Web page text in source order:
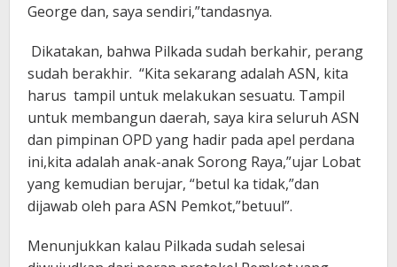
George dan, saya sendiri,”tandasnya.
Dikatakan, bahwa Pilkada sudah berkahir, perang
sudah berakhir. “Kita sekarang adalah ASN, kita
harus tampil untuk melakukan sesuatu. Tampil
untuk membangun daerah, saya kira seluruh ASN
dan pimpinan OPD yang hadir pada apel perdana
ini,kita adalah anak-anak Sorong Raya,”ujar Lobat
yang kemudian berujar, “betul ka tidak,”dan
dijawab oleh para ASN Pemkot,”betuul”.
Menunjukkan kalau Pilkada sudah selesai